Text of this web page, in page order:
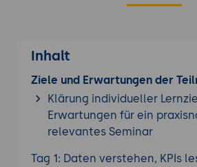
Inhalt
Ziele und Erwartungen der
Klärung individueller
Erwartungen für ein
relevantes Seminar
Tag 1: Daten verstehen, KPIs